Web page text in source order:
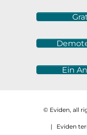
Ein
© Eviden, all
| Eviden